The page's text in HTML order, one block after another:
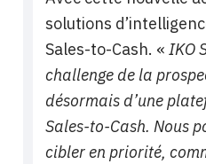
solutions
Sales-to-Cash. « IKO
challenge de la
désormais d’une
Sales-to-Cash. Nous
cibler en priorité,